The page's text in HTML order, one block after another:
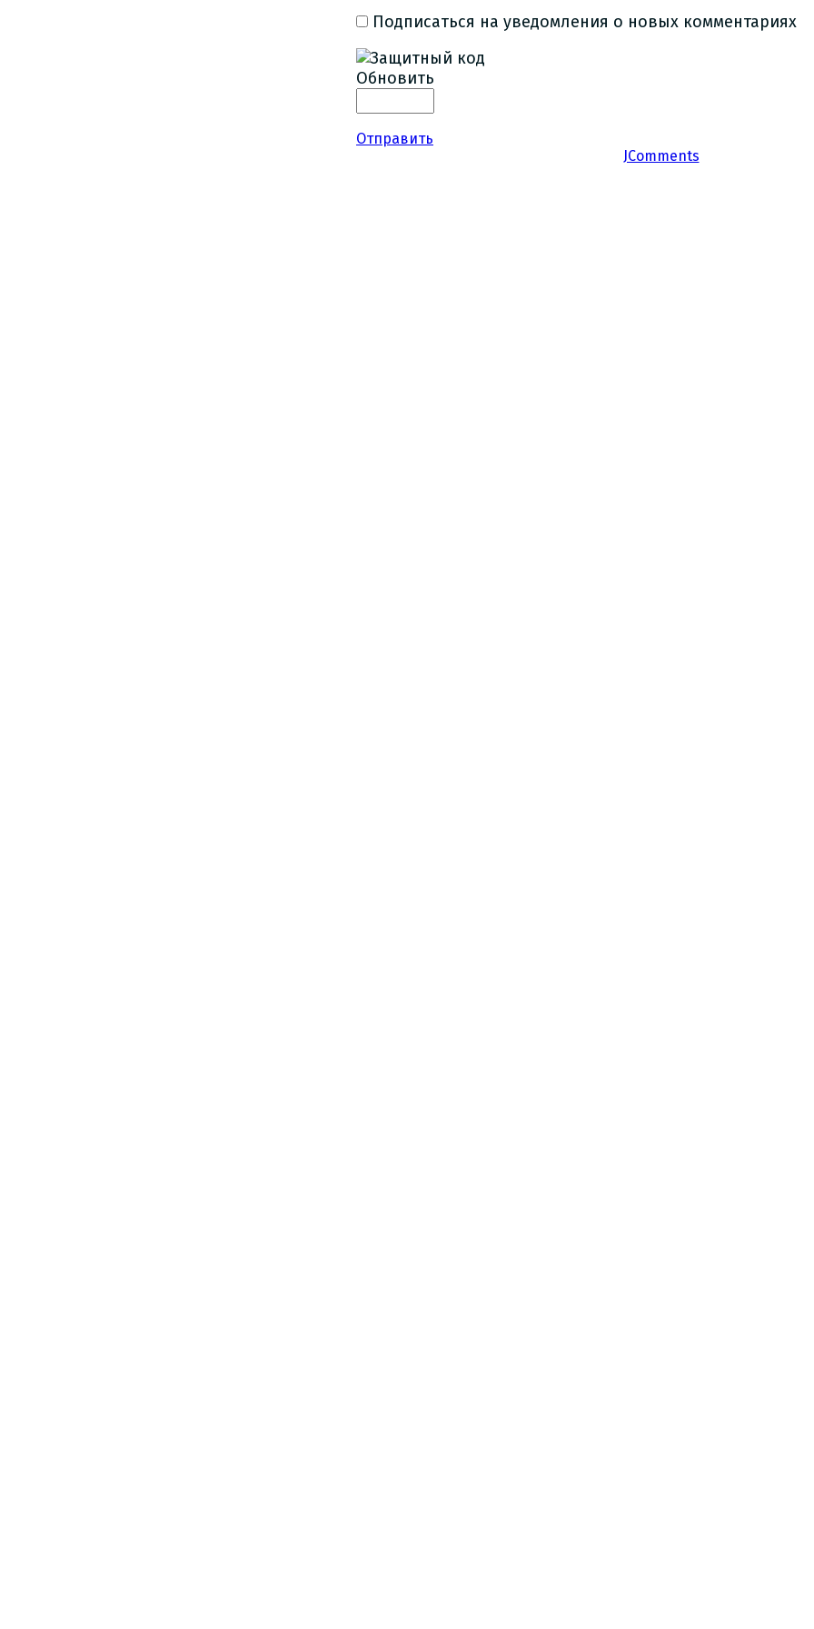
Подписаться на уведомления о новых комментариях
Обновить
Отправить
JComments